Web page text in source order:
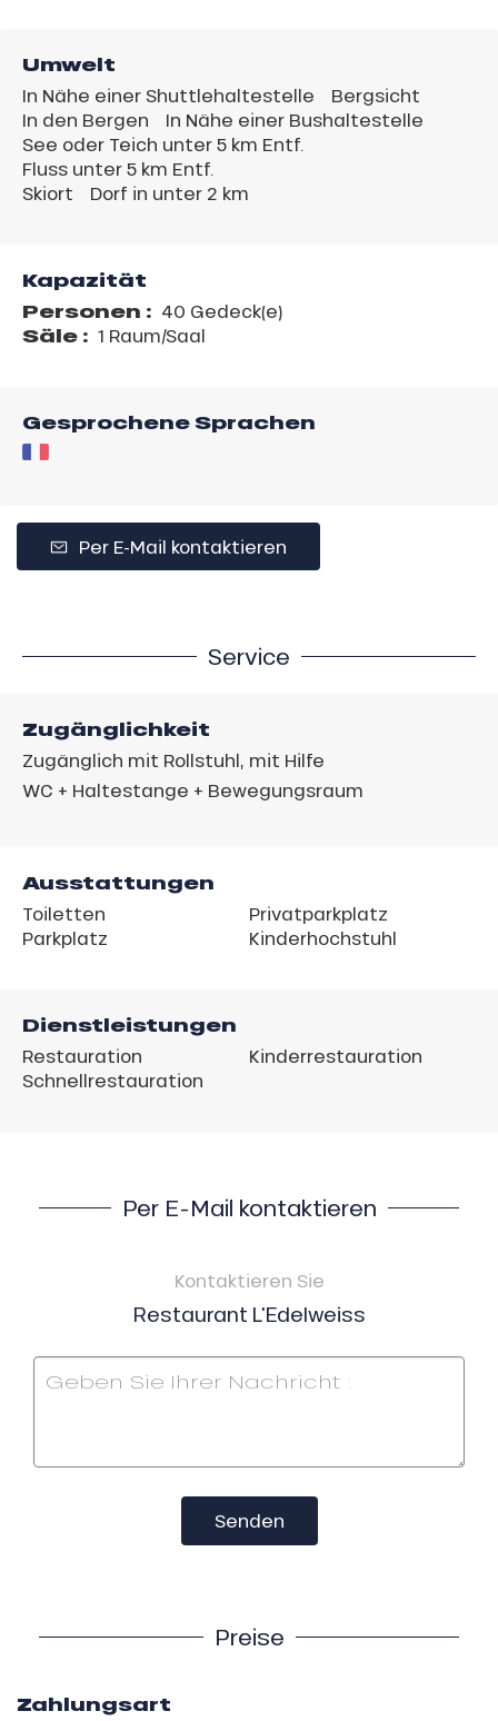
Umwelt
In Nähe einer Shuttlehaltestelle
Bergsicht
In den Bergen
In Nähe einer Bushaltestelle
See oder Teich unter 5 km Entf.
Fluss unter 5 km Entf.
Skiort
Dorf in unter 2 km
Kapazität
Personen : 40 Gedeck(e)
Säle : 1 Raum/Saal
Gesprochene Sprachen
Per E-Mail kontaktieren
Service
Zugänglichkeit
Zugänglich mit Rollstuhl, mit Hilfe
WC + Haltestange + Bewegungsraum
Ausstattungen
Toiletten
Parkplatz
Privatparkplatz
Kinderhochstuhl
Dienstleistungen
Restauration
Schnellrestauration
Kinderrestauration
Per E-Mail kontaktieren
Kontaktieren Sie
Restaurant L'Edelweiss
Senden
Preise
Zahlungsart